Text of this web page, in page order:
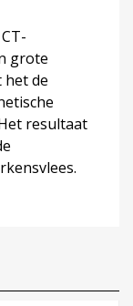
grote
het de
resultaat